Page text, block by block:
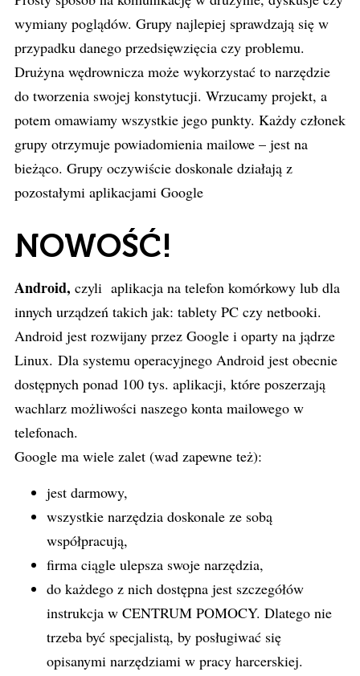
wymiany poglądów. Grupy najlepiej sprawdzają się w
przypadku danego przedsięwzięcia czy problemu.
Drużyna wędrownicza może wykorzystać to narzędzie
do tworzenia swojej konstytucji. Wrzucamy projekt, a
potem omawiamy wszystkie jego punkty. Każdy członek
grupy otrzymuje powiadomienia mailowe – jest na
bieżąco. Grupy oczywiście doskonale działają z
pozostałymi aplikacjami Google
NOWOŚĆ!
Android, czyli aplikacja na telefon komórkowy lub dla
innych urządzeń takich jak: tablety PC czy netbooki.
Android jest rozwijany przez Google i oparty na jądrze
Linux. Dla systemu operacyjnego Android jest obecnie
dostępnych ponad 100 tys. aplikacji, które poszerzają
wachlarz możliwości naszego konta mailowego w
telefonach.
Google ma wiele zalet (wad zapewne też):
jest darmowy,
wszystkie narzędzia doskonale ze sobą
współpracują,
firma ciągle ulepsza swoje narzędzia,
do każdego z nich dostępna jest szczegółów
instrukcja w CENTRUM POMOCY. Dlatego nie
trzeba być specjalistą, by posługiwać się
opisanymi narzędziami w pracy harcerskiej.